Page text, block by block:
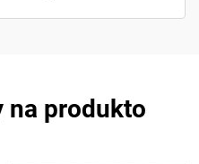
na produkto